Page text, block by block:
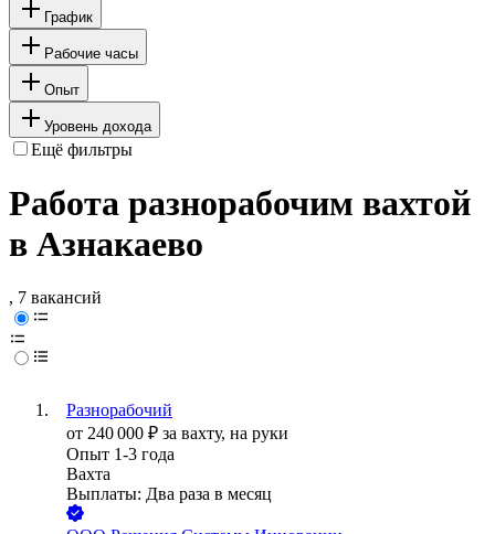
График
Рабочие часы
Опыт
Уровень дохода
Ещё фильтры
Работа разнорабочим вахтой
в Азнакаево
, 7 вакансий
Разнорабочий
от 240 000 ₽ за вахту, на руки
Опыт 1-3 года
Вахта
Выплаты: Два раза в месяц